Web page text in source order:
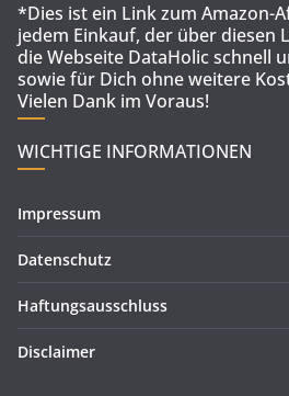
*Dies ist ein Link zum Amazon-
jedem Einkauf, der über diesen
die Webseite DataHolic schnell
sowie für Dich ohne weitere
Vielen Dank im Voraus!
WICHTIGE INFORMATIONEN
Impressum
Datenschutz
Haftungsausschluss
Disclaimer